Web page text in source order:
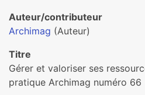
Auteur/contributeur
Archimag (Auteur)
Titre
Gérer et valoriser ses
pratique Archimag numéro 66